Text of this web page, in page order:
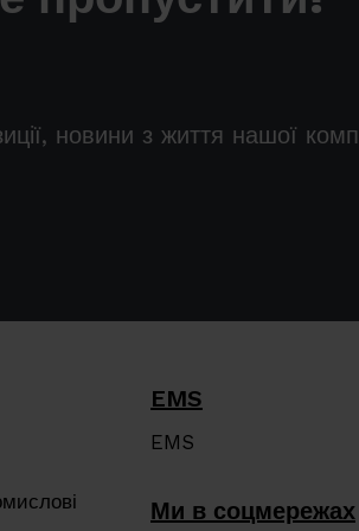
новини з життя нашої
EMS
EMS
Ми в соцмережах